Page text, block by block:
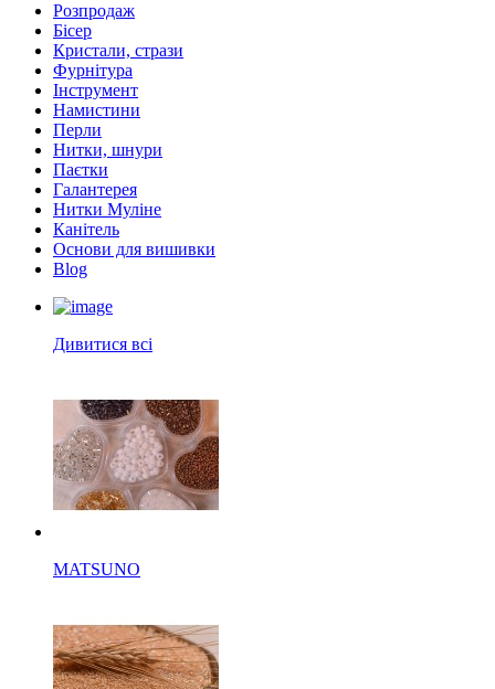
Розпродаж
Бісер
Кристали, стрази
Фурнітура
Інструмент
Намистини
Перли
Нитки, шнури
Паєтки
Галантерея
Нитки Муліне
Канітель
Основи для вишивки
Blog
Дивитися всі
MATSUNO